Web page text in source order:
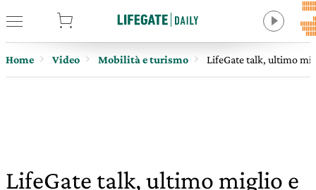
Home Video Mobilità e turismo LifeGate talk, ultimo
LifeGate talk, ultimo miglio e